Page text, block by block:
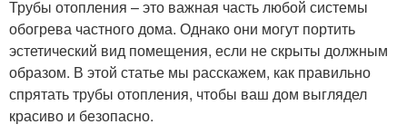
Трубы отопления – это важная часть любой системы
обогрева частного дома. Однако они могут портить
эстетический вид помещения, если не скрыты должным
образом. В этой статье мы расскажем, как правильно
спрятать трубы отопления, чтобы ваш дом выглядел
красиво и безопасно.